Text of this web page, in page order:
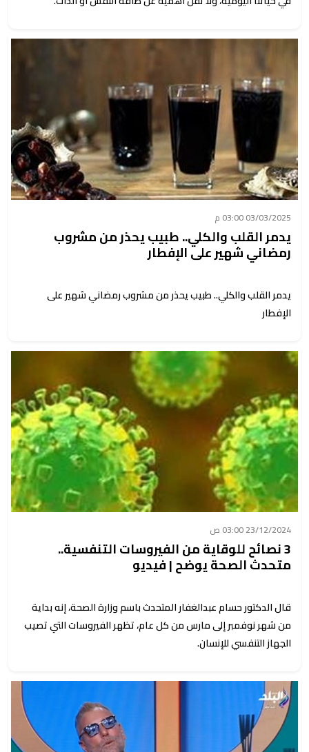
03/03/2025 03:00 م
يدمر القلب والكلي.. طبيب يحذر من مشروب
رمضاني شهير على الإفطار
يدمر القلب والكلي.. طبيب يحذر من مشروب رمضاني شهير على
الإفطار
23/12/2024 03:00 ص
3 نصائح للوقاية من الفيروسات التنفسية..
متحدث الصحة يوضح | فيديو
قال الدكتور حسام عبدالغفار المتحدث باسم وزارة الصحة، إنه بداية
من شهر نوفمبر إلى مارس من كل عام، تظهر الفيروسات التي تصيب
الجهاز التنفسي للإنسان.